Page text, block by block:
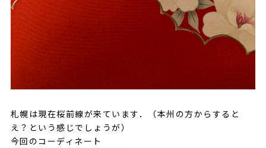
札幌は現在桜前線が来ています．（本州の方からすると
え？という感じでしょうが）
今回のコーディネート